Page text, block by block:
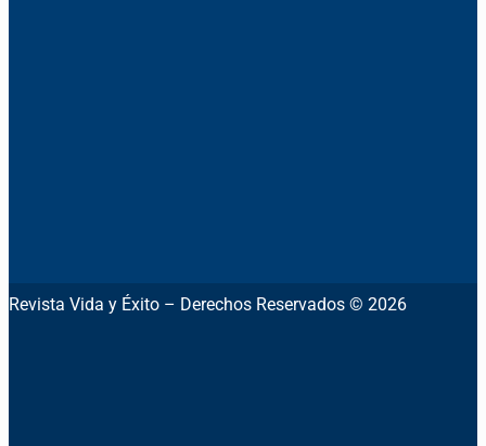
Revista Vida y Éxito – Derechos Reservados © 2026